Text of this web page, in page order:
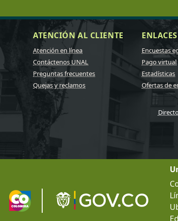
ATENCIÓN AL CLIENTE
Atención en línea
Contáctenos UNAL
Preguntas frecuentes
Quejas y reclamos
Encuestas
Pago virtual
Estadísticas
Ofertas de